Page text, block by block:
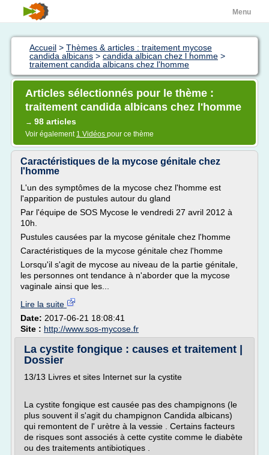
Menu
Accueil > Thèmes & articles : traitement mycose
candida albicans > candida albican chez l homme >
traitement candida albicans chez l'homme
Articles sélectionnés pour le thème :
traitement candida albicans chez l'homme
→ 98 articles
Voir également 1 Vidéos pour ce thème
Caractéristiques de la mycose génitale chez
l'homme
L'un des symptômes de la mycose chez l'homme est
l'apparition de pustules autour du gland
Par l'équipe de SOS Mycose le vendredi 27 avril 2012 à
10h.
Pustules causées par la mycose génitale chez l'homme
Caractéristiques de la mycose génitale chez l'homme
Lorsqu'il s'agit de mycose au niveau de la partie génitale,
les personnes ont tendance à n'aborder que la mycose
vaginale ainsi que les...
Lire la suite
Date: 2017-06-21 18:08:41
Site : http://www.sos-mycose.fr
La cystite fongique : causes et traitement |
Dossier
13/13 Livres et sites Internet sur la cystite
La cystite fongique est causée pas des champignons (le
plus souvent il s'agit du champignon Candida albicans)
qui remontent de l' urètre à la vessie . Certains facteurs
de risques sont associés à cette cystite comme le diabète
ou des traitements antibiotiques .